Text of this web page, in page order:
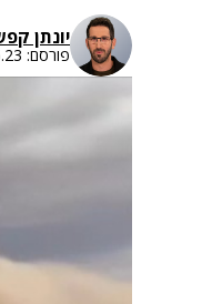
יונתן
פורסם: